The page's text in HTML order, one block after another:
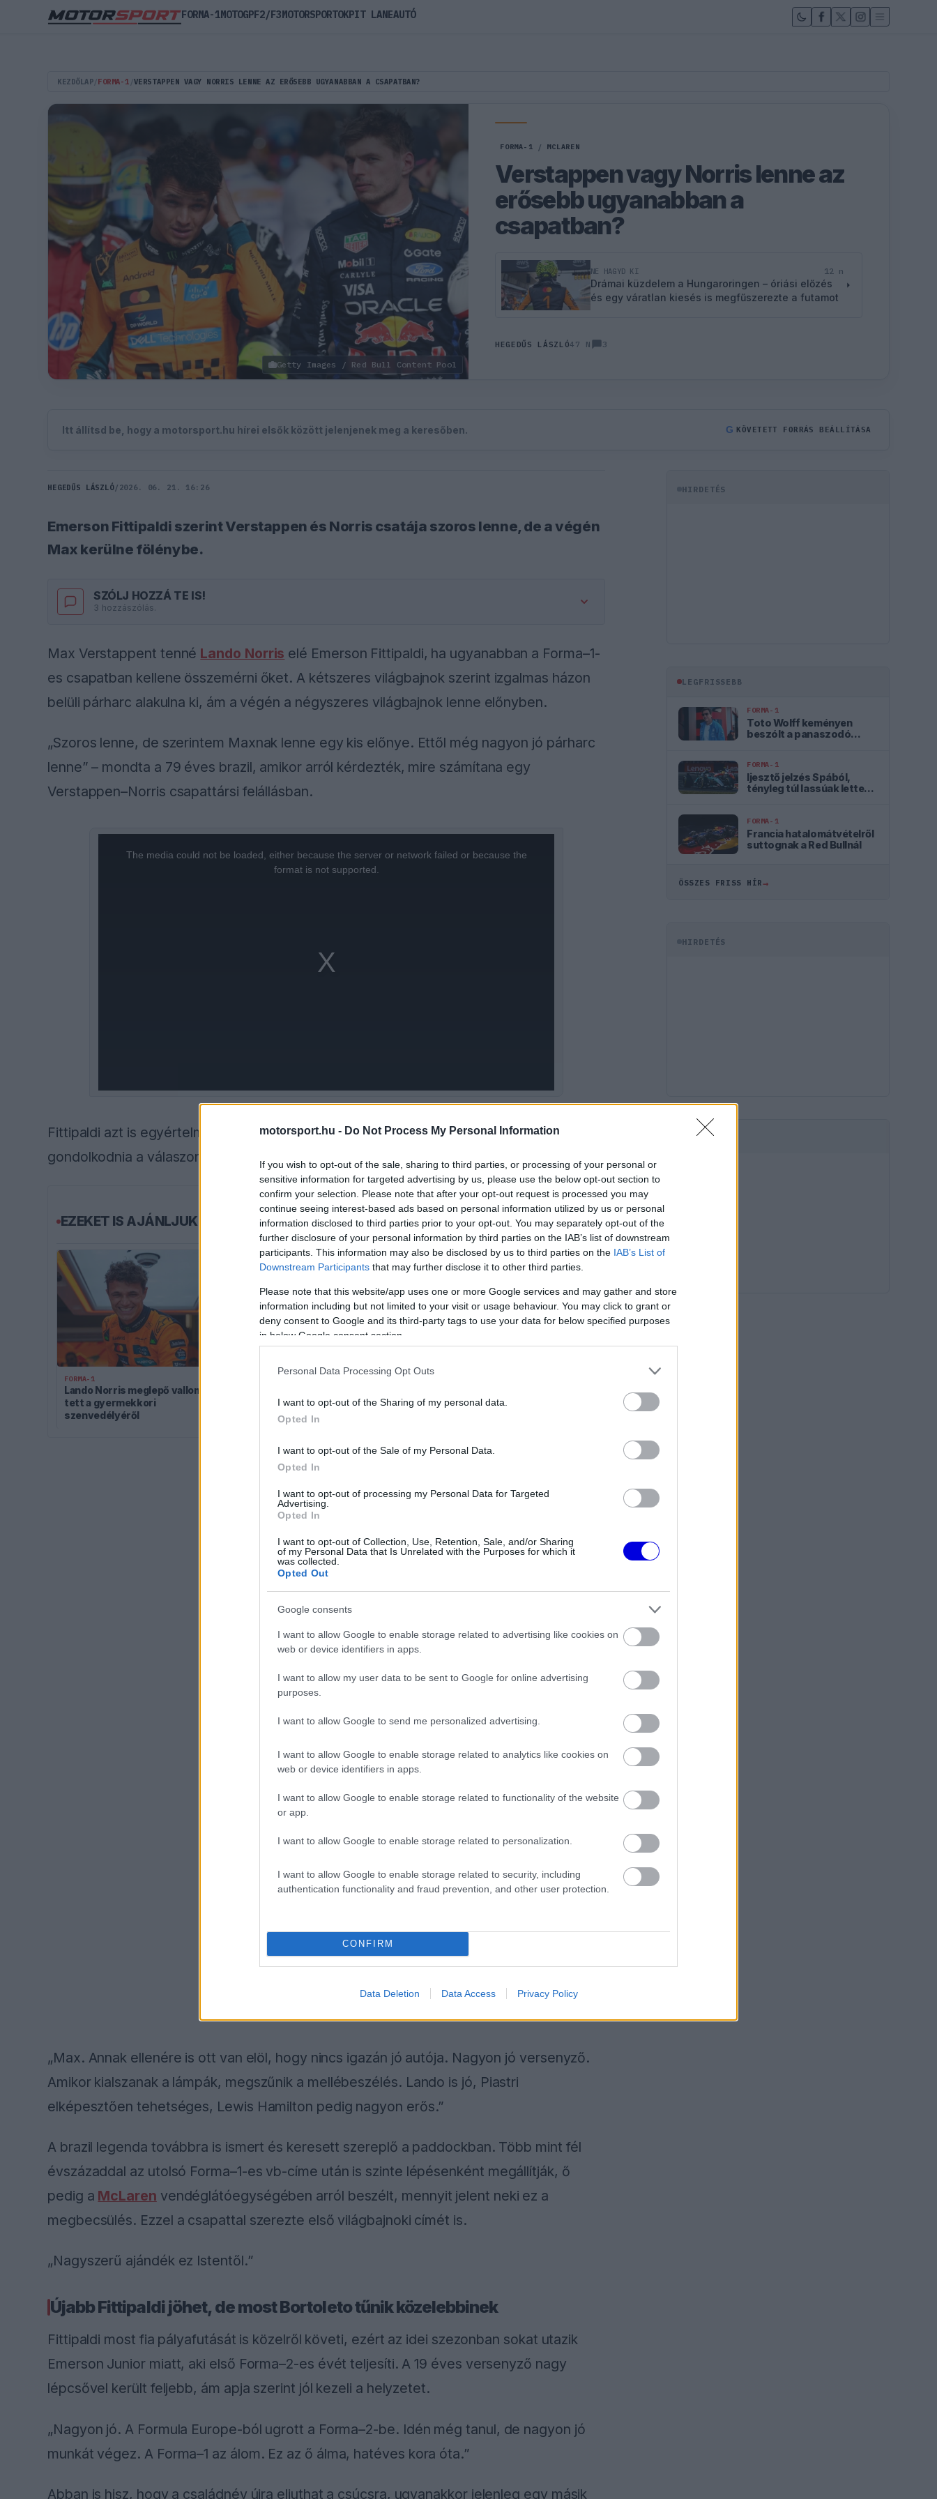
motorsport.hu - Do Not Process My Personal Information
If you wish to opt-out of the sale, sharing to third parties, or processing of your personal or
sensitive information for targeted advertising by us, please use the below opt-out section to
confirm your selection. Please note that after your opt-out request is processed you may
continue seeing interest-based ads based on personal information utilized by us or personal
information disclosed to third parties prior to your opt-out. You may separately opt-out of the
further disclosure of your personal information by third parties on the IAB’s list of downstream
participants. This information may also be disclosed by us to third parties on the IAB’s List of
Downstream Participants that may further disclose it to other third parties.
Please note that this website/app uses one or more Google services and may gather and store
information including but not limited to your visit or usage behaviour. You may click to grant or
deny consent to Google and its third-party tags to use your data for below specified purposes
in below Google consent section.
Personal Data Processing Opt Outs
I want to opt-out of the Sharing of my personal data.
Opted In
I want to opt-out of the Sale of my Personal Data.
Opted In
I want to opt-out of processing my Personal Data for Targeted
Advertising.
Opted In
I want to opt-out of Collection, Use, Retention, Sale, and/or Sharing
of my Personal Data that Is Unrelated with the Purposes for which it
was collected.
Opted Out
Google consents
I want to allow Google to enable storage related to advertising like cookies on
web or device identifiers in apps.
I want to allow my user data to be sent to Google for online advertising
purposes.
I want to allow Google to send me personalized advertising.
I want to allow Google to enable storage related to analytics like cookies on
web or device identifiers in apps.
I want to allow Google to enable storage related to functionality of the website
or app.
I want to allow Google to enable storage related to personalization.
I want to allow Google to enable storage related to security, including
authentication functionality and fraud prevention, and other user protection.
CONFIRM
Data Deletion Data Access Privacy Policy
KEZDŐLAP FORMA-1 VERSTAPPEN VAGY NORRIS LENNE AZ ERŐSEBB UGYANABBAN A CSAPATBAN?
Getty Images / Red Bull Content Pool
FORMA-1 / MCLAREN
Verstappen vagy Norris lenne az
erősebb ugyanabban a
csapatban?
NE HAGYD KI 12 n
Drámai küzdelem a Hungaroringen – óriási előzés
és egy váratlan kiesés is megfűszerezte a futamot
HEGEDŰS LÁSZLÓ47 N 3
Itt állítsd be, hogy a motorsport.hu hírei elsők között jelenjenek meg a keresőben. G KÖVETETT FORRÁS BEÁLLÍTÁSA
HEGEDŰS LÁSZLÓ/ 2026. 06. 21. 16:26
Emerson Fittipaldi szerint Verstappen és Norris csatája szoros lenne, de a végén
Max kerülne fölénybe.
SZÓLJ HOZZÁ TE IS!
3 hozzászólás.
Max Verstappent tenné Lando Norris elé Emerson Fittipaldi, ha ugyanabban a Forma–1-
es csapatban kellene összemérni őket. A kétszeres világbajnok szerint izgalmas házon
belüli párharc alakulna ki, ám a végén a négyszeres világbajnok lenne előnyben.
„Szoros lenne, de szerintem Maxnak lenne egy kis előnye. Ettől még nagyon jó párharc
lenne” – mondta a 79 éves brazil, amikor arról kérdezték, mire számítana egy
Verstappen–Norris csapattársi felállásban.
The media could not be loaded, either because the server or network failed or because the
format is not supported.
Fittipaldi azt is egyértelművé tette, ki a jelenlegi mezőny kedvence nála. Nem kellett
gondolkodnia a válaszon.
EZEKET IS AJÁNLJUK
FORMA-1
Lando Norris meglepő vallomást
tett a gyermekkori
szenvedélyéről
Kellemetlen meglepetés érte a
pilótát
Óriási átalakulás a Ferrarinál,
a Holland Nagydíjra
„Max. Annak ellenére is ott van elöl, hogy nincs igazán jó autója. Nagyon jó versenyző.
Amikor kialszanak a lámpák, megszűnik a mellébeszélés. Lando is jó, Piastri
elképesztően tehetséges, Lewis Hamilton pedig nagyon erős.”
A brazil legenda továbbra is ismert és keresett szereplő a paddockban. Több mint fél
évszázaddal az utolsó Forma–1-es vb-címe után is szinte lépésenként megállítják, ő
pedig a McLaren vendéglátóegységében arról beszélt, mennyit jelent neki ez a
megbecsülés. Ezzel a csapattal szerezte első világbajnoki címét is.
„Nagyszerű ajándék ez Istentől.”
Újabb Fittipaldi jöhet, de most Bortoleto tűnik közelebbinek
Fittipaldi most fia pályafutását is közelről követi, ezért az idei szezonban sokat utazik
Emerson Junior miatt, aki első Forma–2-es évét teljesíti. A 19 éves versenyző nagy
lépcsővel került feljebb, ám apja szerint jól kezeli a helyzetet.
„Nagyon jó. A Formula Europe-ból ugrott a Forma–2-be. Idén még tanul, de nagyon jó
munkát végez. A Forma–1 az álom. Ez az ő álma, hatéves kora óta.”
Abban is hisz, hogy a családnév újra eljuthat a csúcsra, ugyanakkor jelenleg egy másik
HIRDETÉS
LEGFRISSEBB
FORMA-1
Toto Wolff keményen
beszólt a panaszodó
FORMA-1
Ijesztő jelzés Spából,
tényleg túl lassúak lettek
FORMA-1
Francia hatalomátvételről
suttognak a Red Bullnál
ÖSSZES FRISS HÍR→
HIRDETÉS
HIRDETÉS
FORMA-1MOTOGPF2/F3MOTORSPORTOKPIT LANEAUTÓ